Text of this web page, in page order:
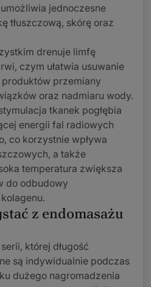
jednoczesne
tłuszczową, skórę oraz
drenuje limfę
czym ułatwia usuwanie
przemiany
oraz nadmiaru wody.
tkanek pogłębia
energii fal radiowych
co korzystnie wpływa
a także
temperatura zwiększa
do odbudowy
z endomasażu
której długość
są indywidualnie podczas
dużego nagromadzenia